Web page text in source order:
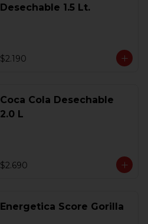
Desechable 1.5 Lt.
$2.190
Coca Cola Desechable
2.0 L
$2.690
Energetica Score Gorilla